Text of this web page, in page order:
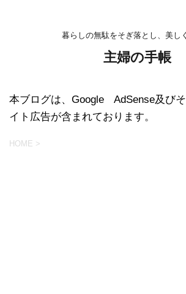
暮らしの無駄をそぎ落とし、美し
主婦の手帳
本ブログは、Google AdSense及び
イト広告が含まれております。
HOME >